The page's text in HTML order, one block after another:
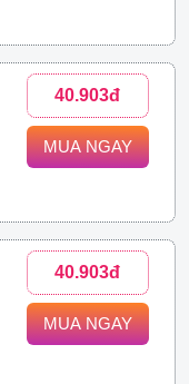
40.903đ
MUA NGAY
40.903đ
MUA NGAY